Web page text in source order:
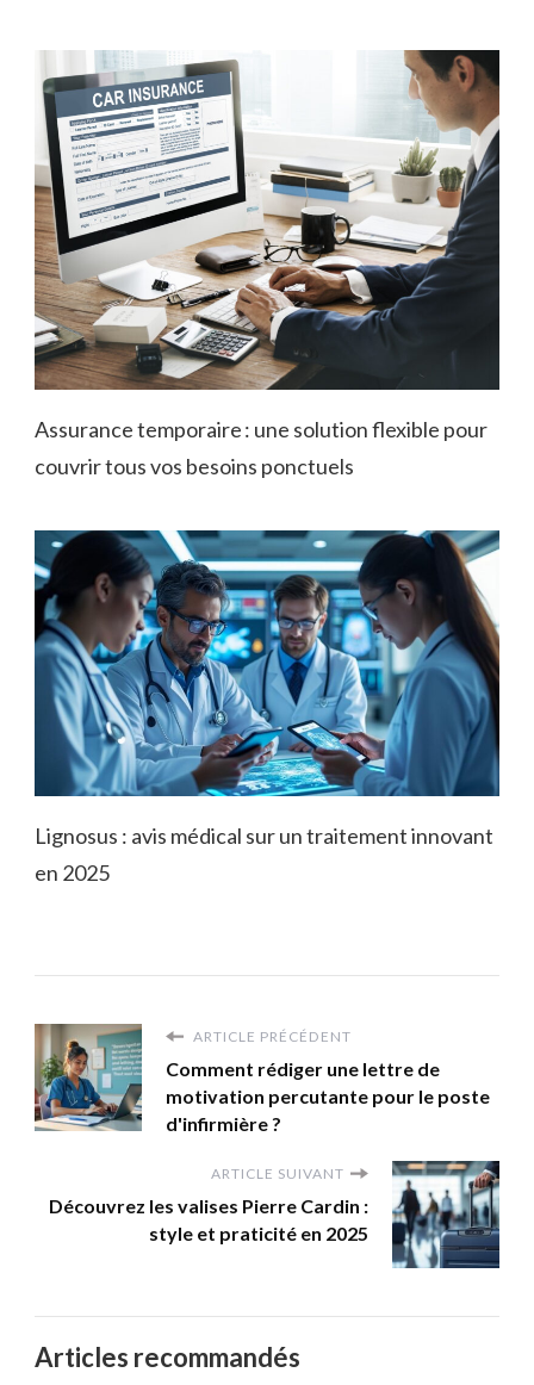
Assurance temporaire : une solution flexible pour
couvrir tous vos besoins ponctuels
Lignosus : avis médical sur un traitement innovant
en 2025
ARTICLE PRÉCÉDENT
Comment rédiger une lettre de
motivation percutante pour le poste
d'infirmière ?
ARTICLE SUIVANT
Découvrez les valises Pierre Cardin :
style et praticité en 2025
Articles recommandés